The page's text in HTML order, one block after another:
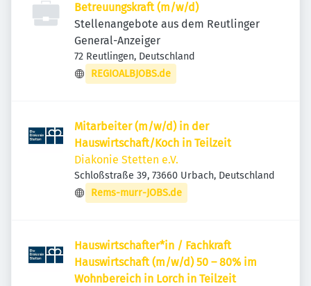
Betreuungskraft (m/w/d)
Stellenangebote aus dem Reutlinger
General-Anzeiger
72 Reutlingen, Deutschland
REGIOALBJOBS.de
Mitarbeiter (m/w/d) in der
Hauswirtschaft/Koch in Teilzeit
Diakonie Stetten e.V.
Schloßstraße 39, 73660 Urbach, Deutschland
Rems-murr-JOBS.de
Hauswirtschafter*in / Fachkraft
Hauswirtschaft (m/w/d) 50 – 80% im
Wohnbereich in Lorch in Teilzeit